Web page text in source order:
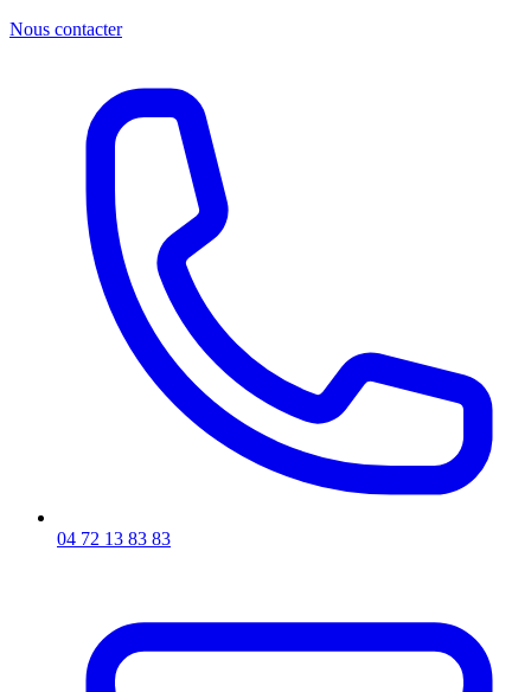
Nous contacter
04 72 13 83 83